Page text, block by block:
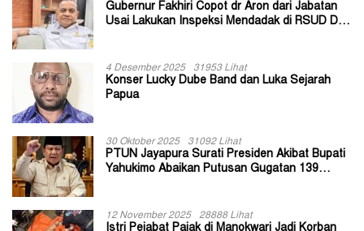
Gubernur Fakhiri Copot dr Aron dari Jabatan
Usai Lakukan Inspeksi Mendadak di RSUD Dok
4 Desember 2025 31953 Lihat
Konser Lucky Dube Band dan Luka Sejarah
Papua
30 Oktober 2025 31092 Lihat
PTUN Jayapura Surati Presiden Akibat Bupati
Yahukimo Abaikan Putusan Gugatan 139
12 November 2025 28888 Lihat
Istri Pejabat Pajak di Manokwari Jadi Korban